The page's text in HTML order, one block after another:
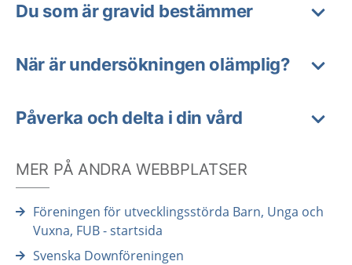
Du som är gravid bestämmer
När är undersökningen olämplig?
Påverka och delta i din vård
MER PÅ ANDRA WEBBPLATSER
Föreningen för utvecklingsstörda Barn, Unga och
Vuxna, FUB - startsida
Svenska Downföreningen